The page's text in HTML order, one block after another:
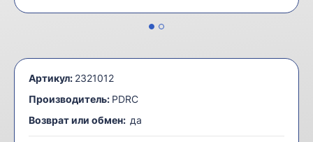
Артикул: 2321012
Производитель: PDRC
Возврат или обмен: да